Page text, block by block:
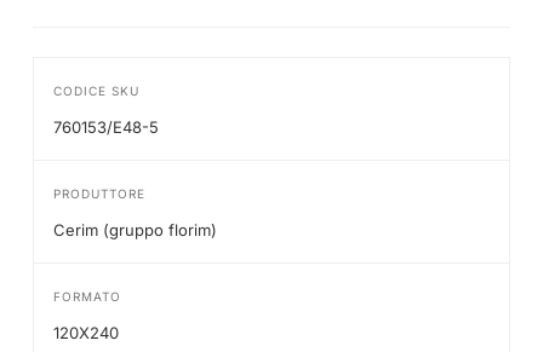
CODICE SKU
760153/E48-5
PRODUTTORE
Cerim (gruppo florim)
FORMATO
120X240